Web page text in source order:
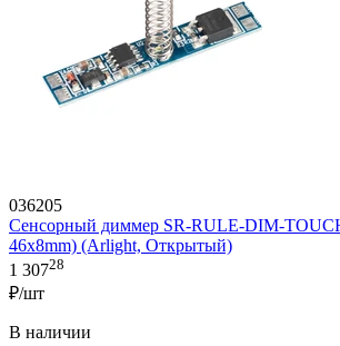
036205
Сенсорный диммер SR-RULE-DIM-
46x8mm) (Arlight, Открытый)
1 30728
₽/шт
В наличии